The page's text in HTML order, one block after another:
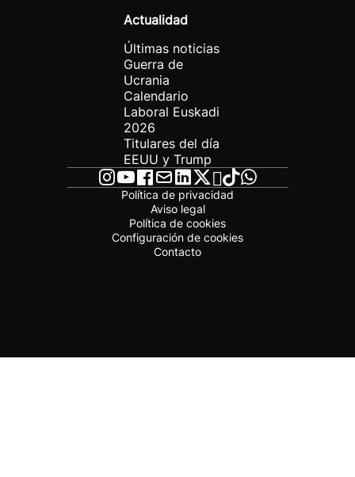
Actualidad
Últimas noticias
Guerra de
Ucrania
Calendario
Laboral Euskadi
2026
Titulares del día
EEUU y Trump
Política de privacidad
Aviso legal
Política de cookies
Configuración de cookies
Contacto